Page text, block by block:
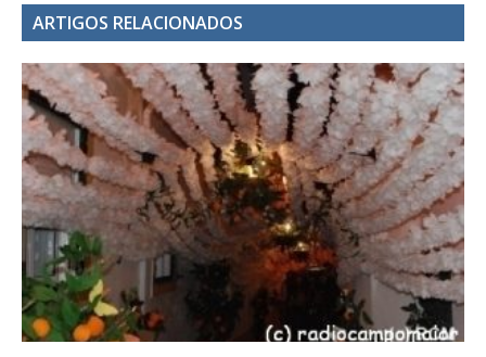
ARTIGOS RELACIONADOS